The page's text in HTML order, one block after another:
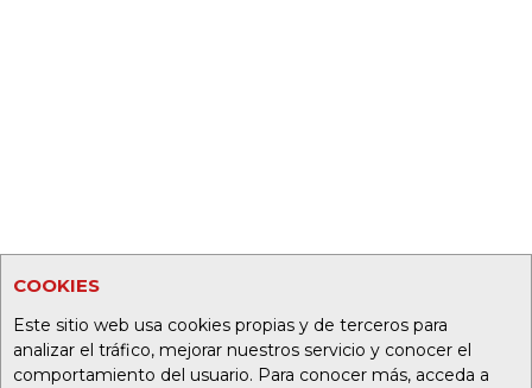
COOKIES
Este sitio web usa cookies propias y de terceros para
analizar el tráfico, mejorar nuestros servicio y conocer el
comportamiento del usuario. Para conocer más, acceda a